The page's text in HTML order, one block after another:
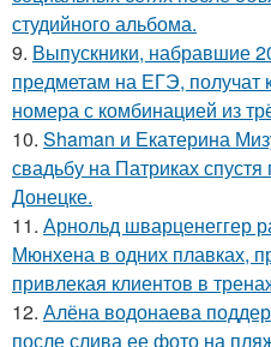
студийного альбома.
9. Выпускники, набравшие
предметам на ЕГЭ,
номера с комбинацией из
10. Shaman и Екатерина
свадьбу на Патриках
Донецке.
11. Арнольд шварценеггер
Мюнхена в одних плавках,
привлекая клиентов в
12. Алёна водонаева
после слива ее фото на